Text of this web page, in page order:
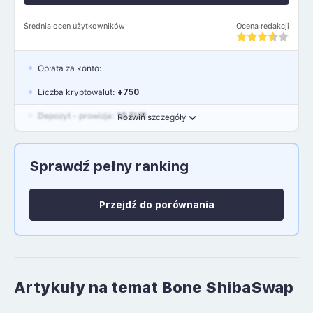
Średnia ocen użytkowników Ocena redakcji
Rozwiń szczegóły
Opłata za konto:
Liczba kryptowalut: +750
Depozyt - prowizja: 10 EUR
Język polski: NIE
Sprawdź pełny ranking
Przejdź do porównania
Artykuły na temat Bone ShibaSwap